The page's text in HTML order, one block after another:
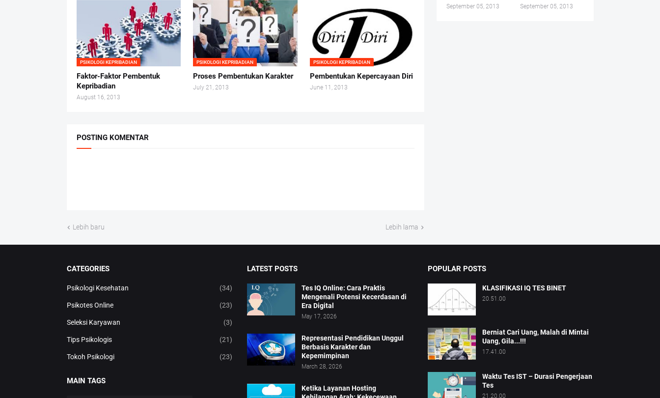
PSIKOLOGI KEPRIBADIAN
Faktor-Faktor Pembentuk
Kepribadian
August 16, 2013
PSIKOLOGI KEPRIBADIAN
Proses Pembentukan Karakter
July 21, 2013
PSIKOLOGI KEPRIBADIAN
Pembentukan Kepercayaan Diri
June 11, 2013
POSTING KOMENTAR
Lebih baru Lebih lama
September 05, 2013 September 05, 2013
CATEGORIES
Psikologi Kesehatan (34)
Psikotes Online (23)
Seleksi Karyawan (3)
Tips Psikologis (21)
Tokoh Psikologi (23)
MAIN TAGS
LATEST POSTS
Tes IQ Online: Cara Praktis
Mengenali Potensi Kecerdasan di
Era Digital
May 17, 2026
Representasi Pendidikan Unggul
Berbasis Karakter dan
Kepemimpinan
March 28, 2026
Ketika Layanan Hosting
POPULAR POSTS
KLASIFIKASI IQ TES BINET
20.51.00
Berniat Cari Uang, Malah di Mintai
Uang, Gila...!!!
17.41.00
Waktu Tes IST – Durasi Pengerjaan
Tes
21.20.00